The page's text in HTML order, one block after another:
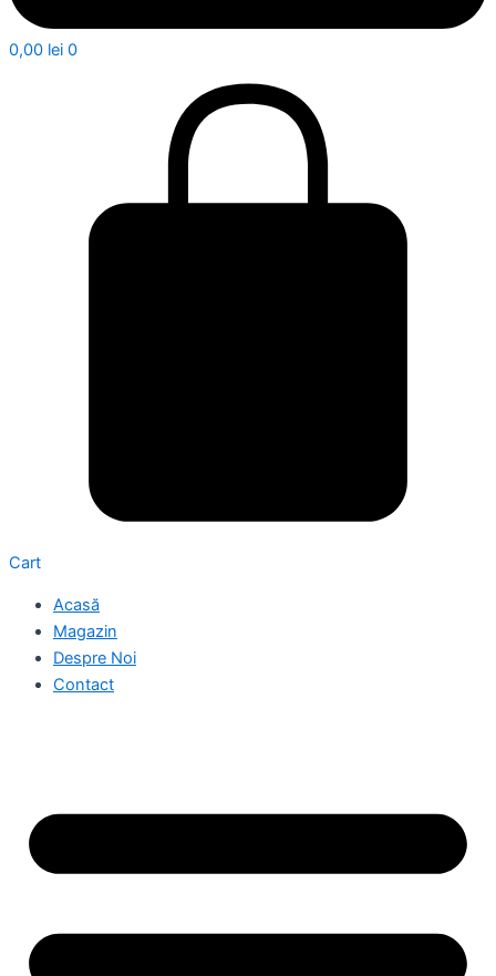
0,00 lei 0
Cart
Acasă
Magazin
Despre Noi
Contact